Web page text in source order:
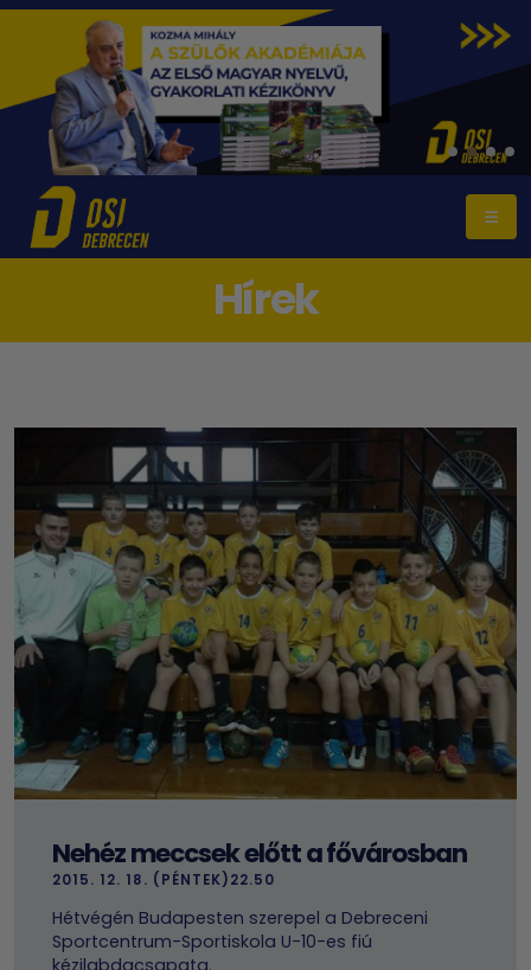
Hírek
Nehéz meccsek előtt a fővárosban
2015. 12. 18. (PÉNTEK)22.50
Hétvégén Budapesten szerepel a Debreceni
Sportcentrum-Sportiskola U-10-es fiú